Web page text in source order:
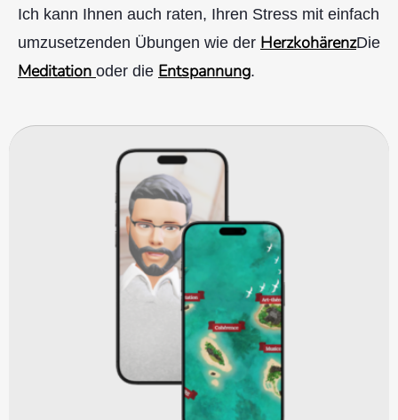
Ich kann Ihnen auch raten, Ihren Stress mit einfach
umzusetzenden Übungen wie der HerzkohärenzDie
Meditation oder die Entspannung.